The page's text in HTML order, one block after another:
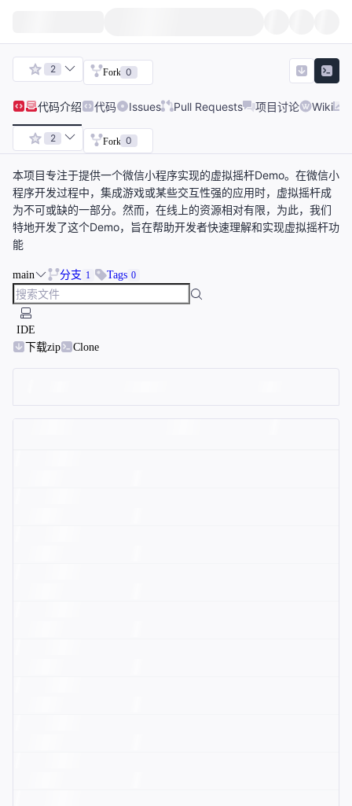
2 Fork 0
代码介绍 代码 Issues Pull Requests 项目讨论 Wiki
2 Fork 0
本项目专注于提供一个微信小程序实现的虚拟摇杆Demo。在微信小
程序开发过程中，集成游戏或某些交互性强的应用时，虚拟摇杆成
为不可或缺的一部分。然而，在线上的资源相对有限，为此，我们
特地开发了这个Demo，旨在帮助开发者快速理解和实现虚拟摇杆功
能
main 分支 1 Tags 0
IDE
下载zip
Clone